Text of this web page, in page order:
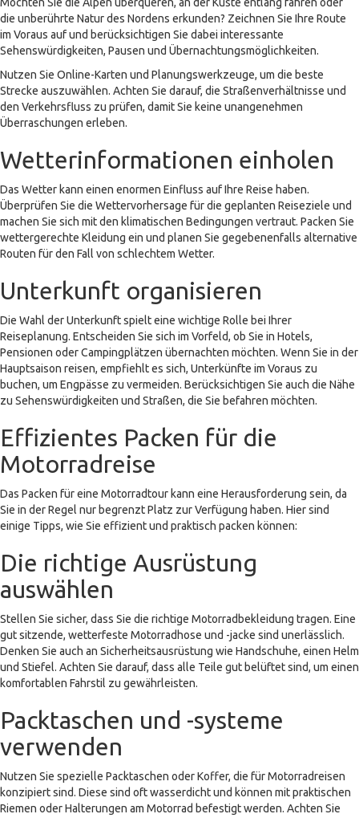
die unberührte Natur des Nordens erkunden? Zeichnen Sie Ihre Route
im Voraus auf und berücksichtigen Sie dabei interessante
Sehenswürdigkeiten, Pausen und Übernachtungsmöglichkeiten.
Nutzen Sie Online-Karten und Planungswerkzeuge, um die beste
Strecke auszuwählen. Achten Sie darauf, die Straßenverhältnisse und
den Verkehrsfluss zu prüfen, damit Sie keine unangenehmen
Überraschungen erleben.
Wetterinformationen einholen
Das Wetter kann einen enormen Einfluss auf Ihre Reise haben.
Überprüfen Sie die Wettervorhersage für die geplanten Reiseziele und
machen Sie sich mit den klimatischen Bedingungen vertraut. Packen Sie
wettergerechte Kleidung ein und planen Sie gegebenenfalls alternative
Routen für den Fall von schlechtem Wetter.
Unterkunft organisieren
Die Wahl der Unterkunft spielt eine wichtige Rolle bei Ihrer
Reiseplanung. Entscheiden Sie sich im Vorfeld, ob Sie in Hotels,
Pensionen oder Campingplätzen übernachten möchten. Wenn Sie in der
Hauptsaison reisen, empfiehlt es sich, Unterkünfte im Voraus zu
buchen, um Engpässe zu vermeiden. Berücksichtigen Sie auch die Nähe
zu Sehenswürdigkeiten und Straßen, die Sie befahren möchten.
Effizientes Packen für die
Motorradreise
Das Packen für eine Motorradtour kann eine Herausforderung sein, da
Sie in der Regel nur begrenzt Platz zur Verfügung haben. Hier sind
einige Tipps, wie Sie effizient und praktisch packen können:
Die richtige Ausrüstung
auswählen
Stellen Sie sicher, dass Sie die richtige Motorradbekleidung tragen. Eine
gut sitzende, wetterfeste Motorradhose und -jacke sind unerlässlich.
Denken Sie auch an Sicherheitsausrüstung wie Handschuhe, einen Helm
und Stiefel. Achten Sie darauf, dass alle Teile gut belüftet sind, um einen
komfortablen Fahrstil zu gewährleisten.
Packtaschen und -systeme
verwenden
Nutzen Sie spezielle Packtaschen oder Koffer, die für Motorradreisen
konzipiert sind. Diese sind oft wasserdicht und können mit praktischen
Riemen oder Halterungen am Motorrad befestigt werden. Achten Sie